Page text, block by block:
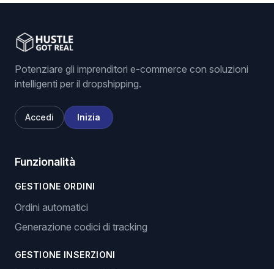
Potenziare gli imprenditori e-commerce con soluzioni
intelligenti per il dropshipping.
Accedi Inizia
Funzionalità
GESTIONE ORDINI
Ordini automatici
Generazione codici di tracking
GESTIONE INSERZIONI